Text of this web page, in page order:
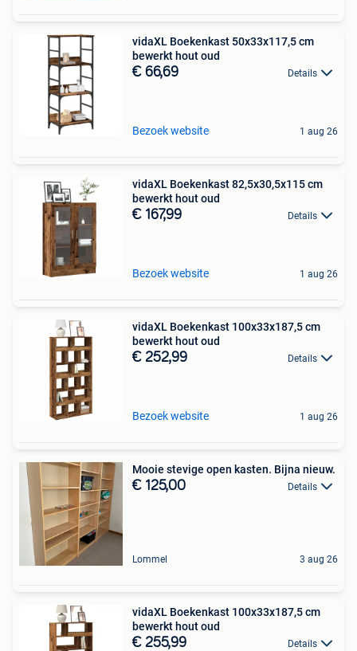
vidaXL Boekenkast 50x33x117,5 cm
bewerkt hout oud
€ 66,69 Details
Bezoek website 1 aug 26
vidaXL Boekenkast 82,5x30,5x115 cm
bewerkt hout oud
€ 167,99 Details
Bezoek website 1 aug 26
vidaXL Boekenkast 100x33x187,5 cm
bewerkt hout oud
€ 252,99 Details
Bezoek website 1 aug 26
Mooie stevige open kasten. Bijna nieuw.
€ 125,00 Details
Lommel 3 aug 26
vidaXL Boekenkast 100x33x187,5 cm
bewerkt hout oud
€ 255,99 Details